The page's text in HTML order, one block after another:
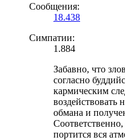
Сообщения:
18.438
Симпатии:
1.884
Забавно, что
согласно
кармическим
воздействовать
обмана и
портится вся